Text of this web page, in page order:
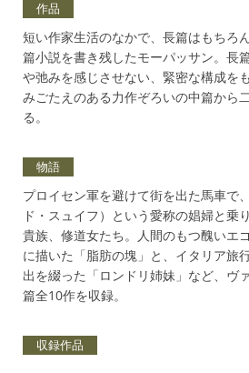
作品
短い作家生活のなかで、長篇はもちろ
篇小説を書き残したモーパッサン。長
や弛みを感じさせない、緊密な構成を
みごたえのある力作ぞろいの中篇から
る。
物語
プロイセン軍を避けて街を出た馬車で
ド・スュイフ）という愛称の娼婦と乗
貴族、修道女たち。人間のもつ醜いエ
に描いた「脂肪の塊」と、イタリア旅
出を綴った「ロンドリ姉妹」など、ヴ
篇全10作を収録。
収録作品